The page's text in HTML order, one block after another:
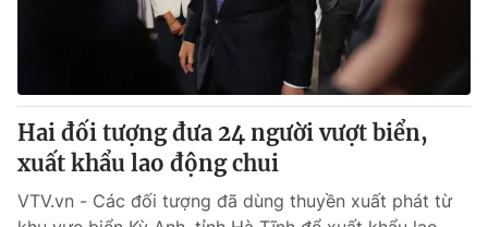
Tư vấn
Chuyên mục khác
Emagazine Podcast
Hai đối tượng đưa 24 người vượt biển,
xuất khẩu lao động chui
VTV.vn - Các đối tượng đã dùng thuyền xuất phát từ